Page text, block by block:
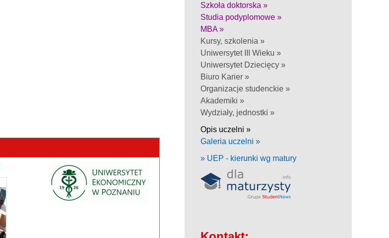
Szkoła doktorska »
Studia podyplomowe »
MBA »
Kursy, szkolenia »
Uniwersytet III Wieku »
Uniwersytet Dziecięcy »
Biuro Karier »
Organizacje studenckie »
Akademiki »
Wydziały, jednostki »
Opis uczelni »
Galeria uczelni »
» UEP - kierunki wg matury